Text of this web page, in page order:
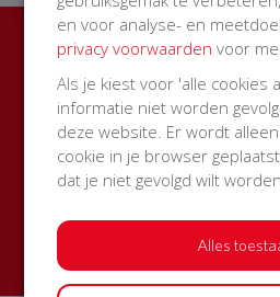
Ook een
Zamel met je buren geld in
met korting
Start een
en voor analyse- en
privacy voorwaarden voor
Als je kiest voor 'alle cookies
informatie niet worden
deze website. Er wordt
cookie in je browser
dat je niet gevolgd wilt worden.
Alles